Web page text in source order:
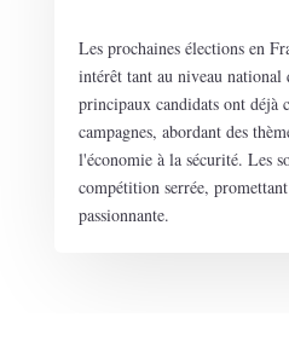
Les prochaines élections en
intérêt tant au niveau
principaux candidats ont déjà
campagnes, abordant des
l'économie à la sécurité. Les
compétition serrée,
passionnante.